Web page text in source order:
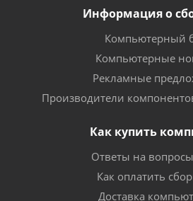
Информация о
Компьютерный
Компьютерные
Рекламные
Производители
Как купить
Ответы на
Как оплатить
Доставка